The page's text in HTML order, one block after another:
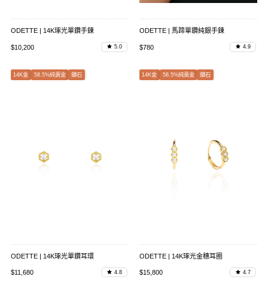
ODETTE | 14K琢光單鑽手鍊
$10,200 5.0
ODETTE | 馬蹄單鑽純銀手鍊
$780 4.9
14K金 58.5%純黃金 鑽石
ODETTE | 14K琢光單鑽耳環
$11,680 4.8
14K金 58.5%純黃金 鑽石
ODETTE | 14K琢光金穗耳圈
$15,800 4.7